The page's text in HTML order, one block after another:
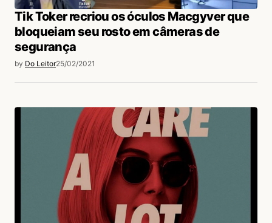
Tik Toker recriou os óculos Macgyver que
bloqueiam seu rosto em câmeras de
segurança
by Do Leitor25/02/2021